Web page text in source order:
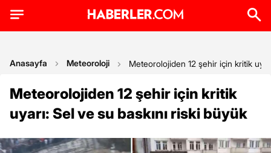
Anasayfa Meteoroloji Meteorolojiden 12 şehir için kritik
Meteorolojiden 12 şehir için kritik
uyarı: Sel ve su baskını riski büyük